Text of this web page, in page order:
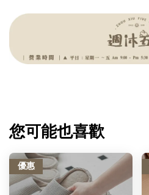
您可能也喜歡
優惠